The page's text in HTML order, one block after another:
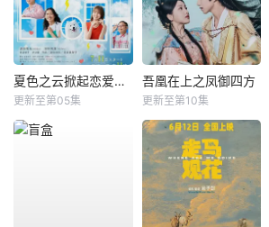
夏色之云掀起恋爱与风暴
更新至第05集
吾凰在上之凤御四方
更新至第10集